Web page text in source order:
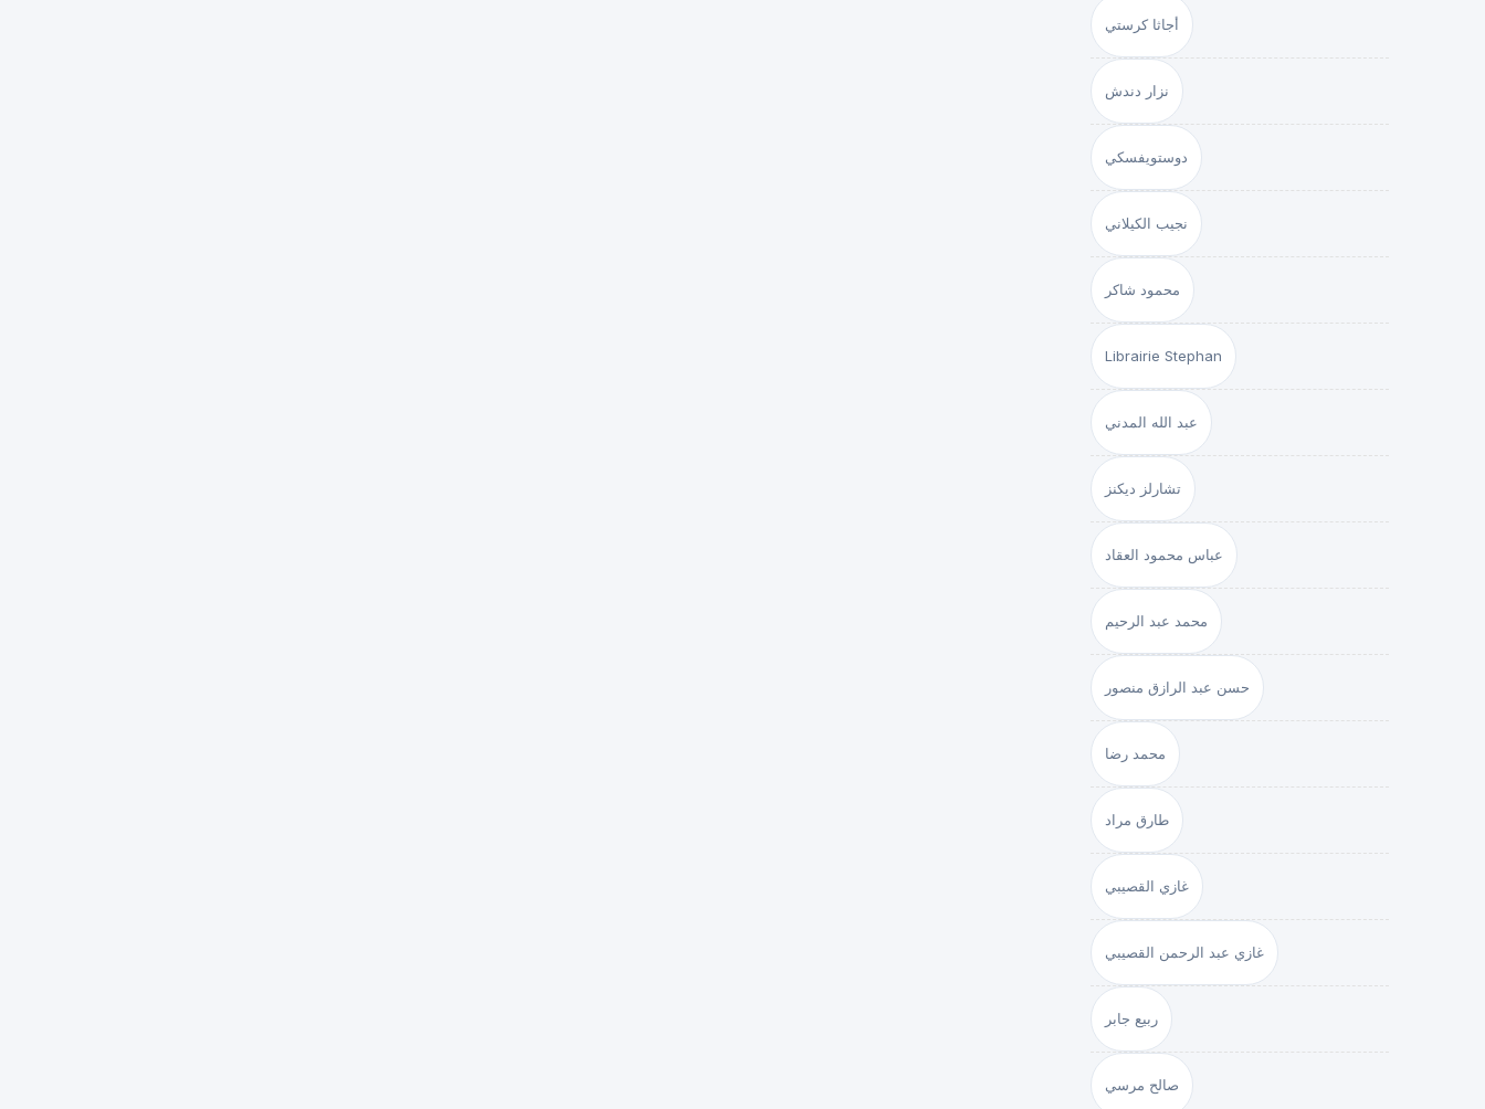
أجاثا كرستي
نزار دندش
دوستويفسكي
نجيب الكيلاني
محمود شاكر
Librairie Stephan
عبد الله المدني
تشارلز ديكنز
عباس محمود العقاد
محمد عبد الرحيم
حسن عبد الرازق منصور
محمد رضا
طارق مراد
غازي القصيبي
غازي عبد الرحمن القصيبي
ربيع جابر
صالح مرسي